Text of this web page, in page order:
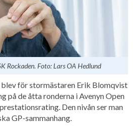
Rockaden. Foto: Lars OA Hedlund
för stormästaren Erik Blomqvist
på de åtta ronderna i Avenyn Open
Den nivån ser man
GP-sammanhang.